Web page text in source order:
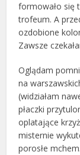
formowało się
trofeum. A
ozdobione
Zawsze
Oglądam
na
(widziałam
płaczki
oplatające
misternie
porosłe